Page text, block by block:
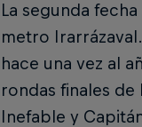
La segunda
metro
hace una vez al
rondas finales
Inefable y